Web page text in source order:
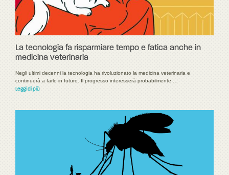
La tecnologia fa risparmiare tempo e fatica anche in
medicina veterinaria
Negli ultimi decenni la tecnologia ha rivoluzionato la medicina veterinaria e
continuerà a farlo in futuro. Il progresso interesserà probabilmente …
Leggi di più